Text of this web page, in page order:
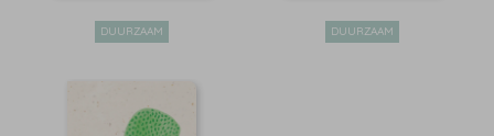
DUURZAAM DUURZAAM